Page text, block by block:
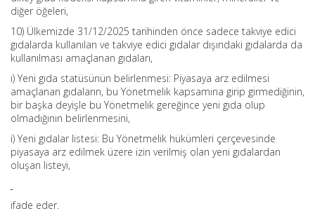
diğer öğeleri,
10) Ülkemizde 31/12/2025 tarihinden önce sadece takviye edici
gıdalarda kullanılan ve takviye edici gıdalar dışındaki gıdalarda da
kullanılması amaçlanan gıdaları,
ı) Yeni gıda statüsünün belirlenmesi: Piyasaya arz edilmesi
amaçlanan gıdaların, bu Yönetmelik kapsamına girip girmediğinin,
bir başka deyişle bu Yönetmelik gereğince yeni gıda olup
olmadığının belirlenmesini,
i) Yeni gıdalar listesi: Bu Yönetmelik hükümleri çerçevesinde
piyasaya arz edilmek üzere izin verilmiş olan yeni gıdalardan
oluşan listeyi,
ifade eder.